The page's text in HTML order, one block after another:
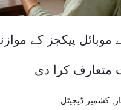
موبائل پیکجز کے
متعارف کرا دی
کشمیر ڈیجیٹل